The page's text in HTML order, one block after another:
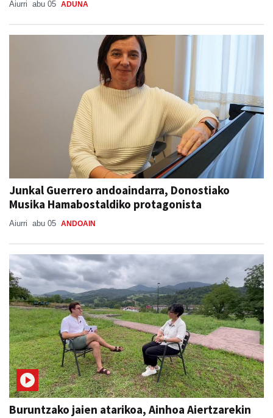
Aiurri abu 05 ADUNA
Junkal Guerrero andoaindarra, Donostiako
Musika Hamabostaldiko protagonista
Aiurri abu 05 ANDOAIN
Buruntzako jaien atarikoa, Ainhoa Aiertzarekin